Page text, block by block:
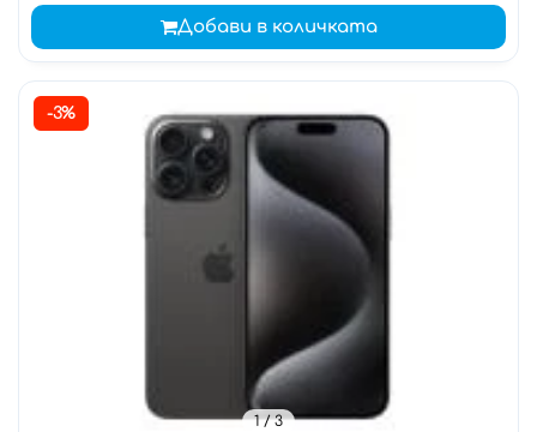
Добави в количката
-3%
1/ 3